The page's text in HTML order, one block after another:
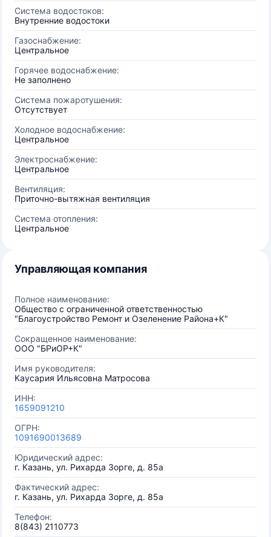
Система водостоков:
Внутренние водостоки
Газоснабжение:
Центральное
Горячее водоснабжение:
Не заполнено
Система пожаротушения:
Отсутствует
Холодное водоснабжение:
Центральное
Электроснабжение:
Центральное
Вентиляция:
Приточно-вытяжная вентиляция
Система отопления:
Центральное
Управляющая компания
Полное наименование:
Общество с ограниченной ответственностью
"Благоустройство Ремонт и Озеленение Района+К"
Сокращенное наименование:
ООО "БРиОР+К"
Имя руководителя:
Каусария Ильясовна Матросова
ИНН:
1659091210
ОГРН:
1091690013689
Юридический адрес:
г. Казань, ул. Рихарда Зорге, д. 85а
Фактический адрес:
г. Казань, ул. Рихарда Зорге, д. 85а
Телефон:
8(843) 2110773